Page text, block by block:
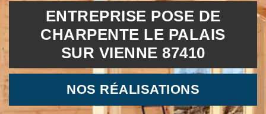
ENTREPRISE POSE DE
CHARPENTE LE PALAIS
SUR VIENNE 87410
NOS RÉALISATIONS